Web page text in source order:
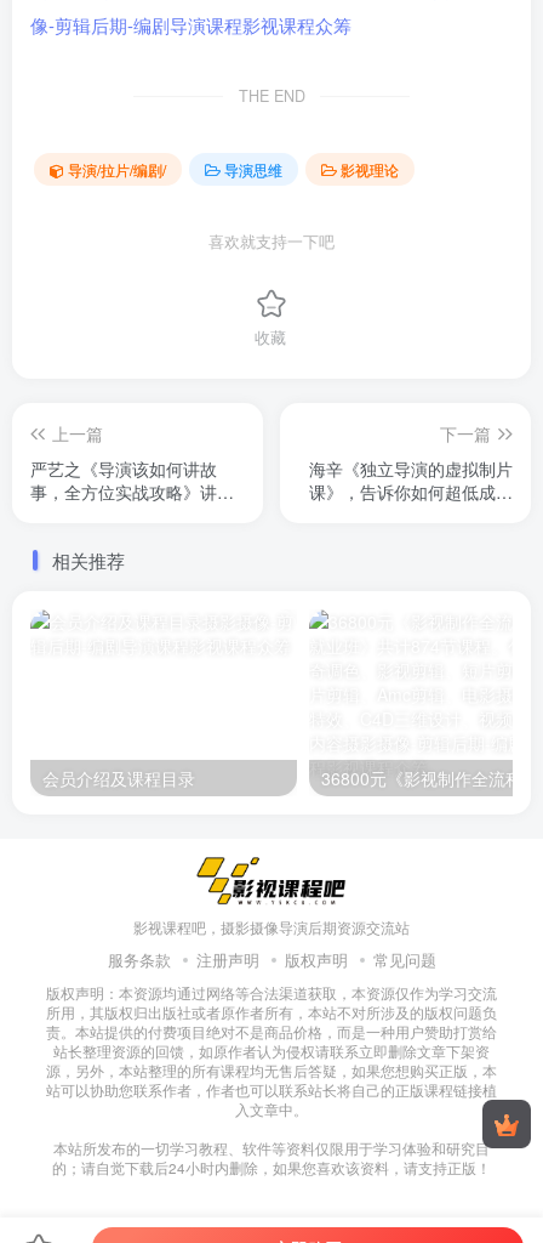
THE END
导演/拉片/编剧/ 导演思维 影视理论
喜欢就支持一下吧
收藏
上一篇
严艺之《导演该如何讲故
事，全方位实战攻略》讲了
视频的朋友，可以看看
下一篇
海辛《独立导演的虚拟制片
课》，告诉你如何超低成本
相关推荐
会员介绍及课程目录
影视课程吧，摄影摄像导演后期资源交流站
服务条款 注册声明 版权声明 常见问题
版权声明：本资源均通过网络等合法渠道获取，本资源仅作为学习交流
所用，其版权归出版社或者原作者所有，本站不对所涉及的版权问题负
责。本站提供的付费项目绝对不是商品价格，而是一种用户赞助打赏给
站长整理资源的回馈，如原作者认为侵权请联系立即删除文章下架资
源，另外，本站整理的所有课程均无售后答疑，如果您想购买正版，本
站可以协助您联系作者，作者也可以联系站长将自己的正版课程链接植
入文章中。
本站所发布的一切学习教程、软件等资料仅限用于学习体验和研究目
的；请自觉下载后24小时内删除，如果您喜欢该资料，请支持正版！